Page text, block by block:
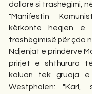
dollarë si trashëgimi,
"Manifestin
kërkonte heqjen e
trashëgimisë për çdo
Ndjenjat e prindërve
prirjet e shthurura
kaluan tek gruaja
Westphalen: "Karl,